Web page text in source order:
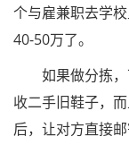
个与雇兼职去学
40-50万了。
如果做分拣，
收二手旧鞋子，
后，让对方直接